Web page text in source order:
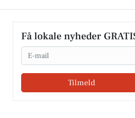
Få lokale nyheder
Email
Tilmeld